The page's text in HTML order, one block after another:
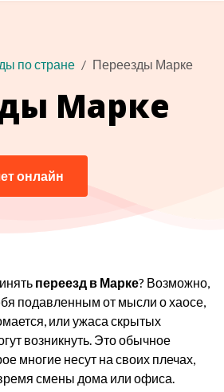
по стране Переезды Марке
Марке
онлайн
переезд в Марке? Возможно,
подавленным от мысли о хаосе,
или ужаса скрытых
возникнуть. Это обычное
многие несут на своих плечах,
смены дома или офиса.